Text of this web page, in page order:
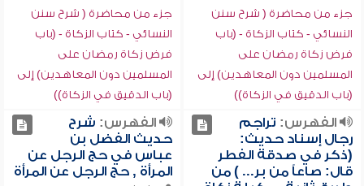
جزء من محاضرة ( شرح سنن
النسائي - كتاب الزكاة - (باب
فرض زكاة رمضان على
المسلمين دون المعاهدين) إلى
(باب الدقيق في الزكاة))
جزء من محاضرة ( شرح سنن
النسائي - كتاب الزكاة - (باب
فرض زكاة رمضان على
المسلمين دون المعاهدين) إلى
(باب الدقيق في الزكاة))
الفهرس: تراجم
رجال إسناد حديث:
(ذكر في صدقة الفطر
قال: صاعاً من بر... ) من
الفهرس: شرح
حديث الفضل بن
عباس في حج الرجل عن
المرأة , حج الرجل عن المرأة